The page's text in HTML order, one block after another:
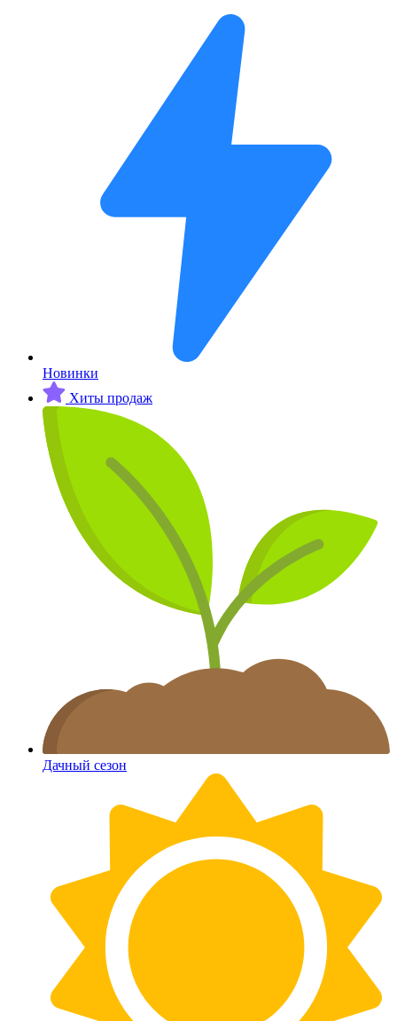
Новинки
Хиты продаж
Дачный сезон